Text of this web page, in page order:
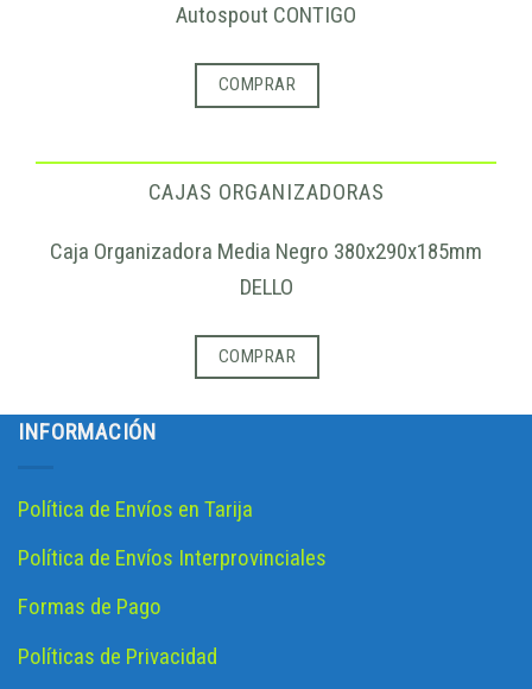
Autospout CONTIGO
COMPRAR
CAJAS ORGANIZADORAS
Caja Organizadora Media Negro 380x290x185mm
DELLO
COMPRAR
INFORMACIÓN
Política de Envíos en Tarija
Política de Envíos Interprovinciales
Formas de Pago
Políticas de Privacidad